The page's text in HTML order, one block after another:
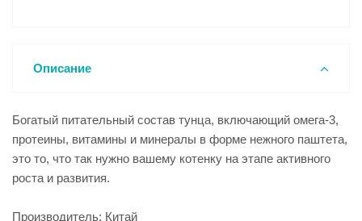
Описание
Богатый питательный состав тунца, включающий омега-3,
протеины, витамины и минералы в форме нежного паштета,
это то, что так нужно вашему котенку на этапе активного
роста и развития.
Производитель: Китай